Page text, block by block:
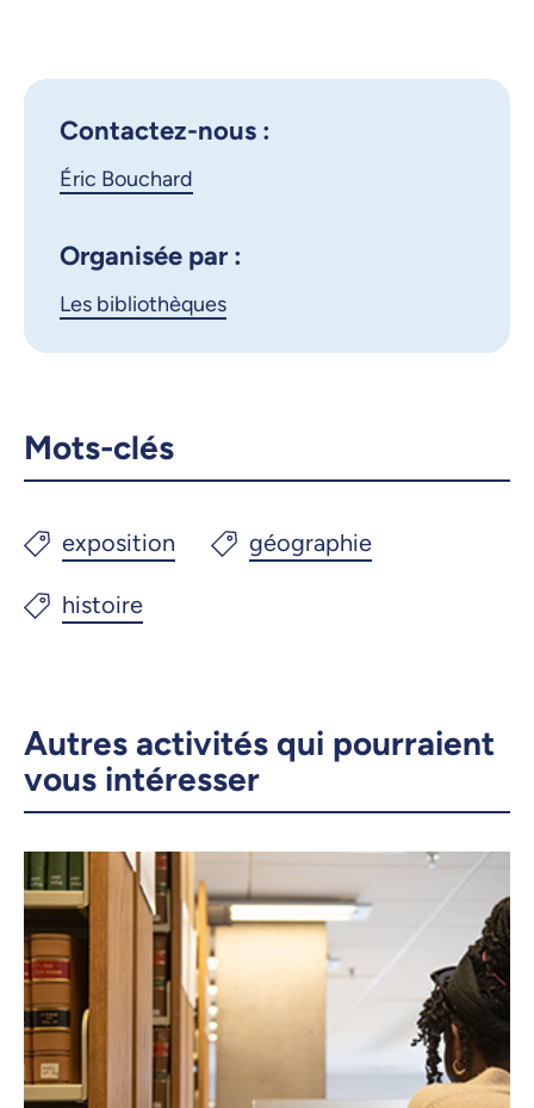
Contactez-nous :
Éric Bouchard
Organisée par :
Les bibliothèques
Mots-clés
Autres activités qui pourraient
vous intéresser